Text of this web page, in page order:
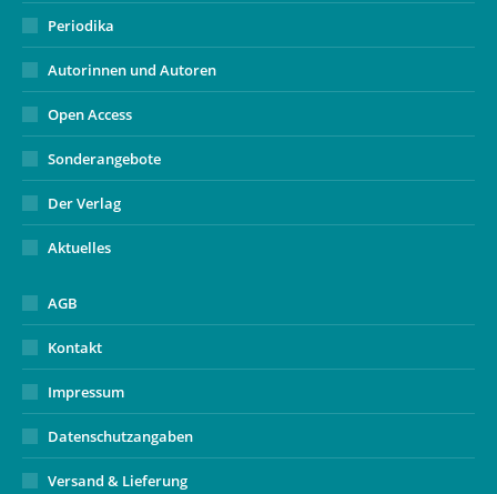
Periodika
Autorinnen und Autoren
Open Access
Sonderangebote
Der Verlag
Aktuelles
AGB
Kontakt
Impressum
Datenschutzangaben
Versand & Lieferung